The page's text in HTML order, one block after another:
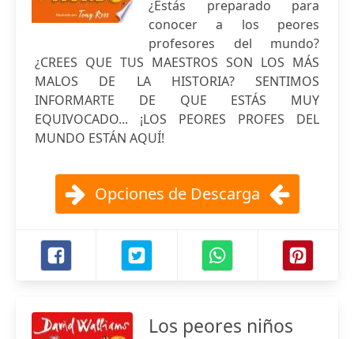
¿Estás preparado para
conocer a los peores
profesores del mundo?
¿CREES QUE TUS MAESTROS SON LOS MÁS
MALOS DE LA HISTORIA? SENTIMOS
INFORMARTE DE QUE ESTÁS MUY
EQUIVOCADO... ¡LOS PEORES PROFES DEL
MUNDO ESTÁN AQUÍ!
Opciones de Descarga
Los peores niños